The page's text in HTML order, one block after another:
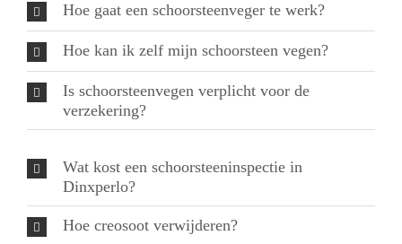
Hoe gaat een schoorsteenveger te werk?
Hoe kan ik zelf mijn schoorsteen vegen?
Is schoorsteenvegen verplicht voor de
verzekering?
Wat kost een schoorsteeninspectie in
Dinxperlo?
Hoe creosoot verwijderen?